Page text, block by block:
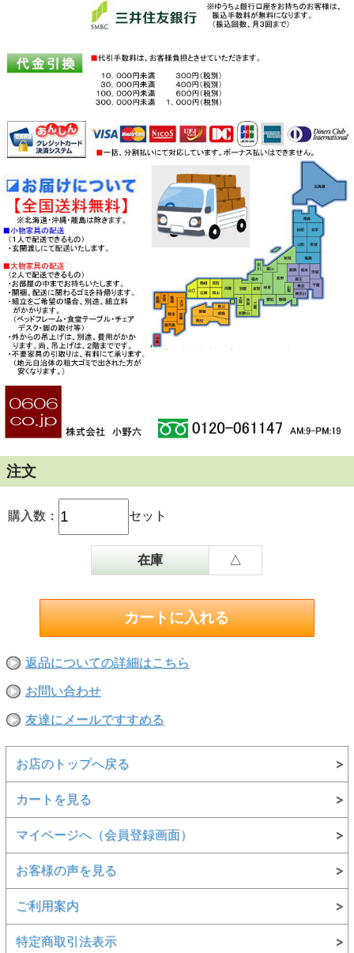
・お届けは、約10日間ほど時間が必要
とがあります。
こちらの商品のセット価格は、単品価
格の合計と
・比べたときに 、大幅に安くなりま
す。
・これは物流費用の関係ですが、セット
の組み合わせ等も
・含めて、必ず事前の問い合わせをお願
いします。
注文
購入数： セット
在庫 △
返品についての詳細はこちら
お問い合わせ
友達にメールですすめる
お店のトップへ戻る
カートを見る
マイページへ（会員登録画面）
お客様の声を見る
ご利用案内
特定商取引法表示